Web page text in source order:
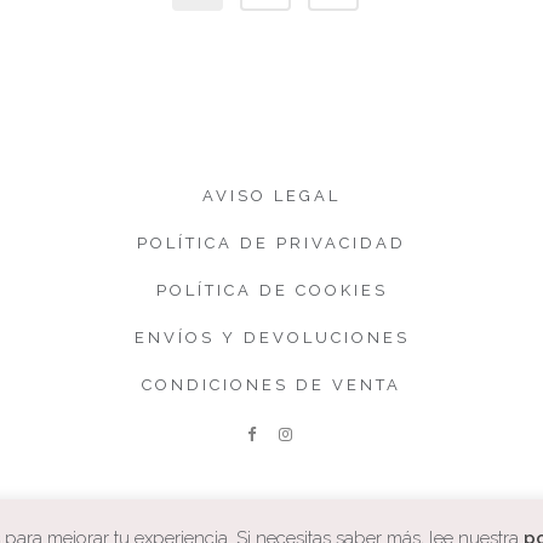
AVISO LEGAL
POLÍTICA DE PRIVACIDAD
POLÍTICA DE COOKIES
ENVÍOS Y DEVOLUCIONES
CONDICIONES DE VENTA
mejorar tu experiencia. Si necesitas saber más, lee nuestra